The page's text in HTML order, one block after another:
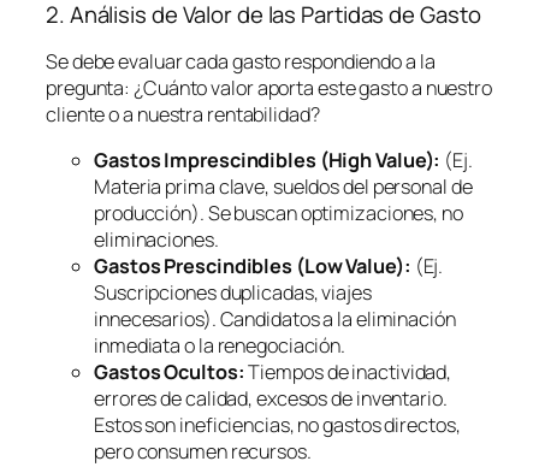
2. Análisis de Valor de las Partidas de Gasto
Se debe evaluar cada gasto respondiendo a la
pregunta: ¿Cuánto valor aporta este gasto a nuestro
cliente o a nuestra rentabilidad?
Gastos Imprescindibles (High Value): (Ej.
Materia prima clave, sueldos del personal de
producción). Se buscan optimizaciones, no
eliminaciones.
Gastos Prescindibles (Low Value): (Ej.
Suscripciones duplicadas, viajes
innecesarios). Candidatos a la eliminación
inmediata o la renegociación.
Gastos Ocultos:Tiempos de inactividad,
errores de calidad, excesos de inventario.
Estos son ineficiencias, no gastos directos,
pero consumen recursos.